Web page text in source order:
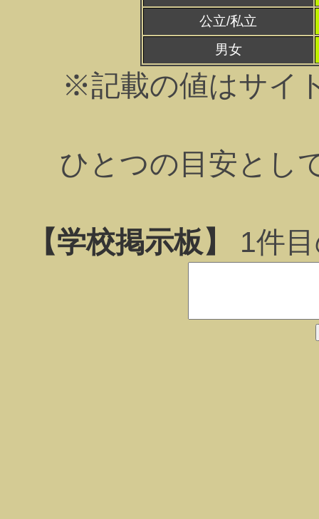
公立/私立
男女
※記載の値はサイ
ひとつの目安とし
【学校掲示板】 1件